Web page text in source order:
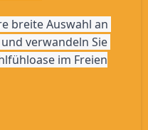
breite Auswahl an
verwandeln Sie
im Freien